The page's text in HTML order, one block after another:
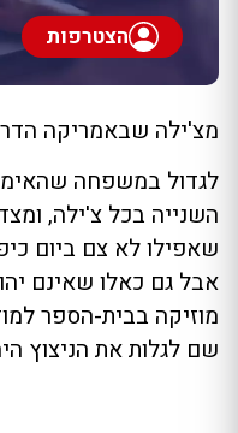
הצטרפות
מצ'ילה שבאמריקה
לגדול במשפחה
השנייה בכל צ'ילה,
שאפילו לא צם ביום
אבל גם כאלו שאינם
מוזיקה בבית-הספר
שם לגלות את הניצוץ